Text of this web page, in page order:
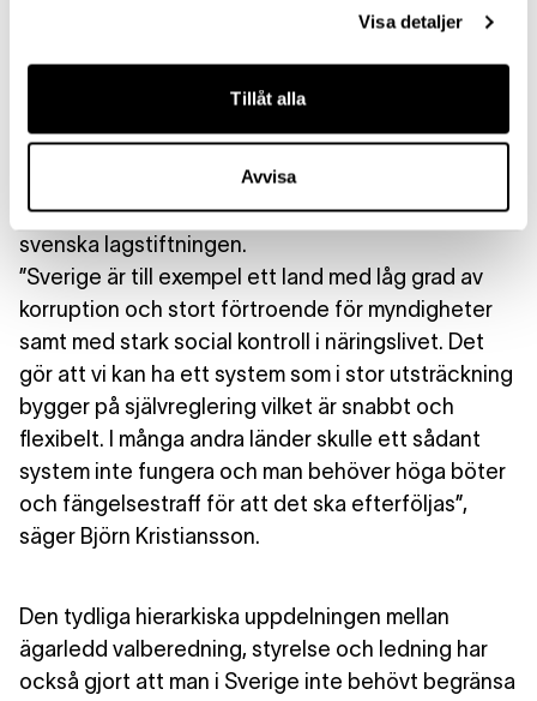
Visa detaljer
Tillåt alla
Avvisa
av ägarstyrning
svenska ägarstyrningsmodellen varken är bättre
eller sämre än någon annan modell men den är
bäst lämpad för det svenska näringslivet och den
svenska lagstiftningen.
”Sverige är till exempel ett land med låg grad av
korruption och stort förtroende för myndigheter
samt med stark social kontroll i näringslivet. Det
gör att vi kan ha ett system som i stor utsträckning
bygger på självreglering vilket är snabbt och
flexibelt. I många andra länder skulle ett sådant
system inte fungera och man behöver höga böter
och fängelsestraff för att det ska efterföljas”,
säger Björn Kristiansson.
Den tydliga hierarkiska uppdelningen mellan
ägarledd valberedning, styrelse och ledning har
också gjort att man i Sverige inte behövt begränsa